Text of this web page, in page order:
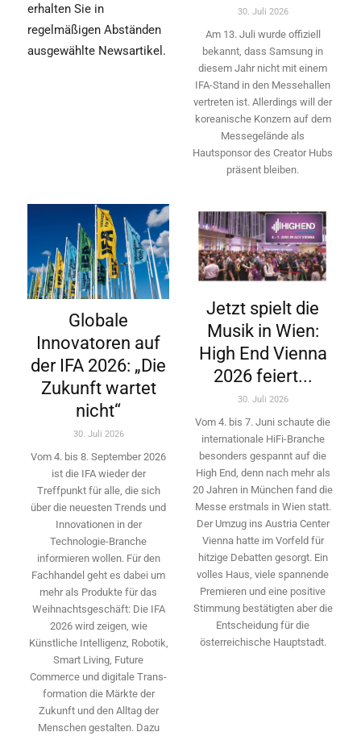
erhalten Sie in
regelmäßigen Abständen
ausgewählte Newsartikel.
30. Juli 2026
Am 13. Juli wurde offiziell
bekannt, dass Samsung in
diesem Jahr nicht mit einem
IFA-Stand in den Messehallen
vertreten ist. Allerdings will ­der
koreanische Konzern auf dem
Messegelände als
Hautsponsor des Creator Hubs
präsent bleiben.
Globale
Innovatoren auf
der IFA 2026: „Die
Zukunft wartet
nicht“
30. Juli 2026
Vom 4. bis 8. September 2026
ist die IFA wieder der
Treffpunkt für alle, die sich
über die neuesten Trends und
Innovationen in der
Technologie-­Branche
informieren wollen. Für den
Fachhandel geht es dabei um
mehr als Produkte für das
Weihnachtsgeschäft: Die IFA
2026 wird ­zeigen, wie
Künstliche Intelligenz, Robotik,
Smart Living, Future
Commerce und digitale Trans­
formation die Märkte der
Zukunft und den Alltag der
Menschen gestalten. Dazu
Jetzt spielt die
Musik in Wien:
High End Vienna
2026 feiert...
30. Juli 2026
Vom 4. bis 7. Juni schaute die
internationale HiFi-Branche
besonders gespannt auf die
High End, denn nach mehr als
20 Jahren in München fand die
Messe erstmals in Wien statt.
Der Umzug ins Austria Center
Vienna hatte im Vorfeld für
hitzige Debatten gesorgt. Ein
volles Haus, viele spannende
Premieren und eine positive
Stimmung bestätigten aber die
Entscheidung für die
österreichische Hauptstadt.